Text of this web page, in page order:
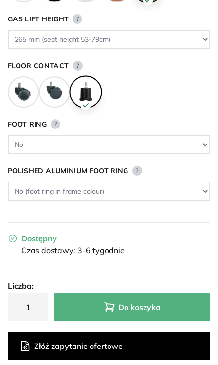
GAS LIFT HEIGHT ?
FLOOR CONTACT ?
FOOT RING ?
POLISHED ALUMINIUM FOOT RING ?
Dostępny
Czas dostawy: 3-6 tygodnie
Liczba:
Do koszyka
Złóż zapytanie ofertowe